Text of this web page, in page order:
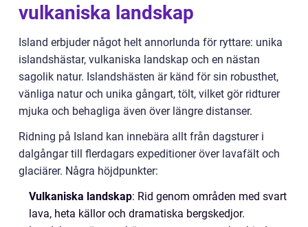
vulkaniska landskap
Island erbjuder något helt annorlunda för ryttare: unika
islandshästar, vulkaniska landskap och en nästan
sagolik natur. Islandshästen är känd för sin robusthet,
vänliga natur och unika gångart, tölt, vilket gör ridturer
mjuka och behagliga även över längre distanser.
Ridning på Island kan innebära allt från dagsturer i
dalgångar till flerdagars expeditioner över lavafält och
glaciärer. Några höjdpunkter:
Vulkaniska landskap: Rid genom områden med svart
lava, heta källor och dramatiska bergskedjor.